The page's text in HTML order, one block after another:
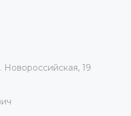
Новороссийская, 19